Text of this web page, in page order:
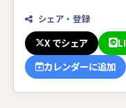
シェア・登録
X でシェア
カレンダーに追加